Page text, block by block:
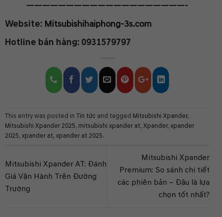
————————————————————-
Website: Mitsubishihaiphong-3s.com
Hotline bán hàng: 0931579797
This entry was posted in Tin tức and tagged Mitsubishi Xpander,
Mitsubishi Xpander 2025, mitsubishi xpander at, Xpander, xpander
2025, xpander at, xpander at 2025.
Mitsubishi Xpander AT: Đánh
Giá Vận Hành Trên Đường
Trường
Mitsubishi Xpander
Premium: So sánh chi tiết
các phiên bản – Đâu là lựa
chọn tốt nhất?